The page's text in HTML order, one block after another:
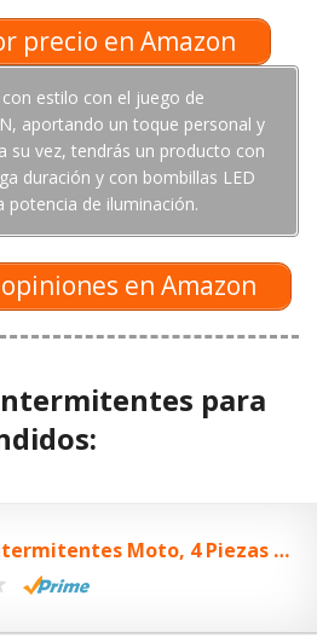
precio en Amazon
estilo con el juego de
aportando un toque personal y
su vez, tendrás un producto con
duración y con bombillas LED
potencia de iluminación.
en Amazon
para
URAQT Intermitentes Moto, 4 Piezas 12 V 12 LED lndicadora Universales, IP67 Mini...